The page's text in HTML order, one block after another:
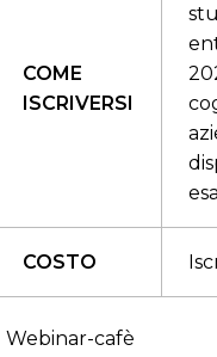
COME
ISCRIVERSI
COSTO
I Webinar-cafè